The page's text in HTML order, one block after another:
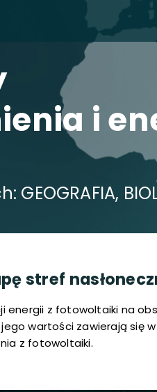
i
stref
energii z fotowoltaiki na
wartości zawierają się
z fotowoltaiki.